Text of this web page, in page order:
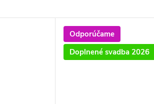
Odporúčame
Doplnené svadba 2026